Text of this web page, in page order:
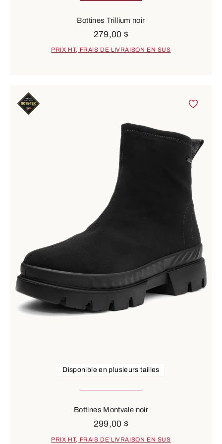
Bottines Trillium noir
279,00 $
PRIX HT, FRAIS DE LIVRAISON EN SUS
Disponible en plusieurs tailles
Bottines Montvale noir
299,00 $
PRIX HT, FRAIS DE LIVRAISON EN SUS